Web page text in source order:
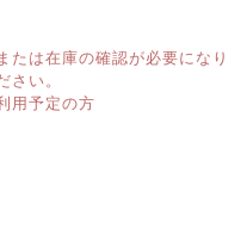
たは在庫の確認が必要になり
さい。
用予定の方